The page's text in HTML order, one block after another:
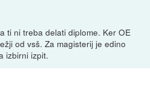
ti ni treba delati diplome. Ker OE
od vsš. Za magisterij je edino
izbirni izpit.